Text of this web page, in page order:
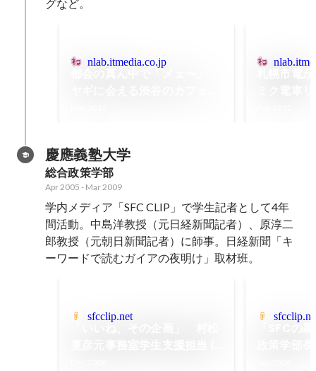
グなど。
nlab.itmedia.co.jp
慶應義塾大学
総合政策学部
Apr 2005 - Mar 2009
学内メディア「SFC CLIP」で学生記者として4年
間活動。中島洋教授（元日経新聞記者）、原淳二
郎教授（元朝日新聞記者）に師事。日経新聞「キ
ーワードで読むガイアの夜明け」取材班。
sfcclip.net